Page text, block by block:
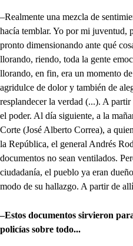
–Realmente una mezcla de
hacía temblar. Yo por mi juventud,
pronto dimensionando ante qué
llorando, riendo, toda la gente
llorando, en fin, era un momento
agridulce de dolor y también de
resplandecer la verdad (...). A
el poder. Al día siguiente, a la
Corte (José Alberto Correa), a
la República, el general Andrés
documentos no sean ventilados.
ciudadanía, el pueblo ya eran
modo de su hallazgo. A partir de
–Estos documentos sirvieron
policías sobre todo...